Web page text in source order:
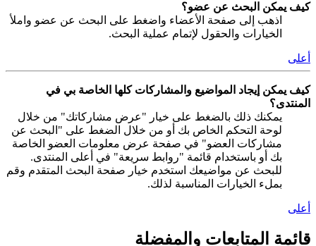
كيف يمكن البحث عن عضو؟
اذهب إلى صفحة الأعضاء واضغط على البحث عن عضو واملأ
الخيارات والحقول لإتمام عملية البحث.
أعلى
كيف يمكن إيجاد المواضيع والمشاركات كلها الخاصة بي في
المنتدى؟
يمكنك ذلك بالضغط على خيار "عرض مشاركاتك" من خلال
لوحة التحكم الخاص بك أو من خلال الضغط على "البحث عن
مشاركات العضو" في صفحة عرض معلومات العضو الخاصة
بك أو باستخدام قائمة "روابط سريعة" في أعلى المنتدى.
للبحث عن مواضيعك استخدم خيار صفحة البحث المتقدم وقم
بملء الخيارات المناسبة لذلك.
أعلى
قائمة المتابعات والمفضلة